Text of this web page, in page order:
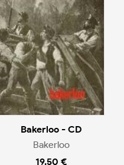
Bakerloo - CD
Bakerloo
19.50 €